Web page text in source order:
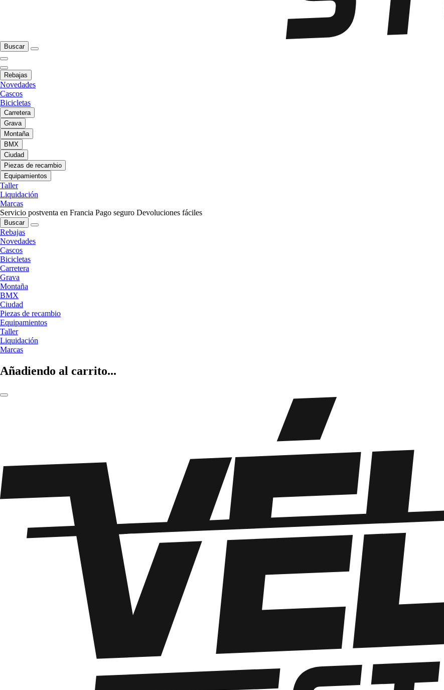
Buscar
Rebajas
Novedades
Cascos
Bicicletas
Carretera
Grava
Montaña
BMX
Ciudad
Piezas de recambio
Equipamientos
Taller
Liquidación
Marcas
Servicio postventa en Francia Pago seguro Devoluciones fáciles
Buscar
Rebajas
Novedades
Cascos
Bicicletas
Carretera
Grava
Montaña
BMX
Ciudad
Piezas de recambio
Equipamientos
Taller
Liquidación
Marcas
Añadiendo al carrito...